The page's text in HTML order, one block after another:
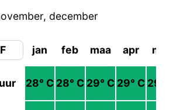
december
jan feb maa apr mei
28° C 28° C 29° C 29° C 29